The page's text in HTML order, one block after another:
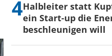
Halbleiter statt
ein Start-up die
beschleunigen will